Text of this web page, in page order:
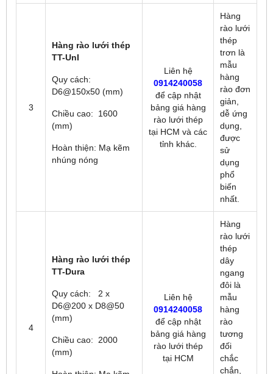
3
Hàng rào lưới thép
TT-UnI
Quy cách:
D6@150x50 (mm)
Chiều cao: 1600
(mm)
Hoàn thiện: Mạ kẽm
nhúng nóng
Liên hệ
0914240058
để cập nhật
bảng giá hàng
rào lưới thép
tại HCM và các
tỉnh khác.
Hàng
rào lưới
thép
trơn là
mẫu
hàng
rào đơn
giản,
dễ ứng
dụng,
được
sử
dụng
phổ
biến
nhất.
4
Hàng rào lưới thép
TT-Dura
Quy cách: 2 x
D6@200 x D8@50
(mm)
Chiều cao: 2000
(mm)
Liên hệ
0914240058
để cập nhật
bảng giá hàng
rào lưới thép
tại HCM
Hàng
rào lưới
thép
dây
ngang
đôi là
mẫu
hàng
rào
tương
đối
chắc
chắn,